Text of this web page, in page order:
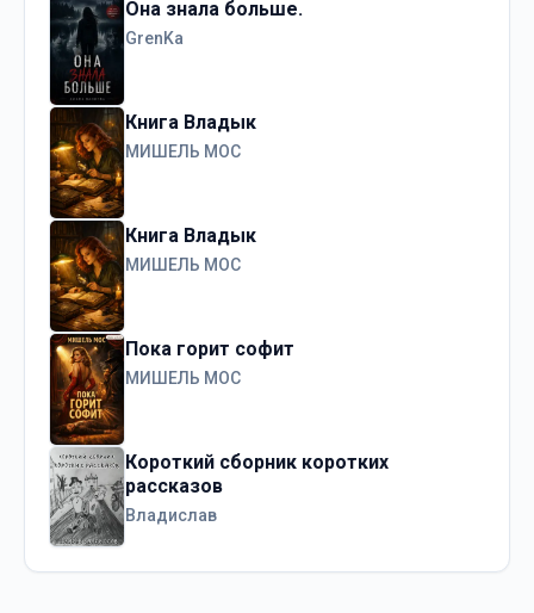
Она знала больше.
GrenKa
Книга Владык
МИШЕЛЬ МОС
Книга Владык
МИШЕЛЬ МОС
Пока горит софит
МИШЕЛЬ МОС
Короткий сборник коротких
рассказов
Владислав